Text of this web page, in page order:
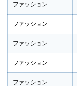
ファッション
ファッション
ファッション
ファッション
ファッション